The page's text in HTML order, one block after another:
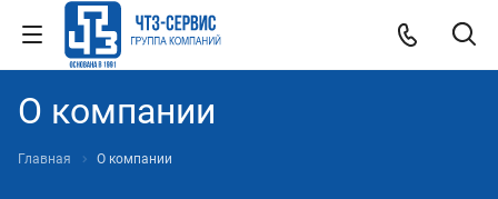
О компании
Главная О компании